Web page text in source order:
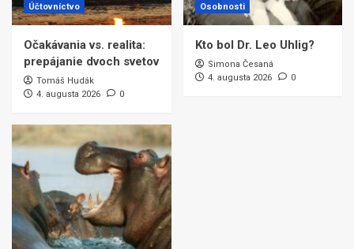
Účtovníctvo
Očakávania vs. realita:
prepájanie dvoch svetov
Tomáš Hudák
4. augusta 2026
0
Osobnosti
Kto bol Dr. Leo Uhlig?
Simona Česaná
4. augusta 2026
0